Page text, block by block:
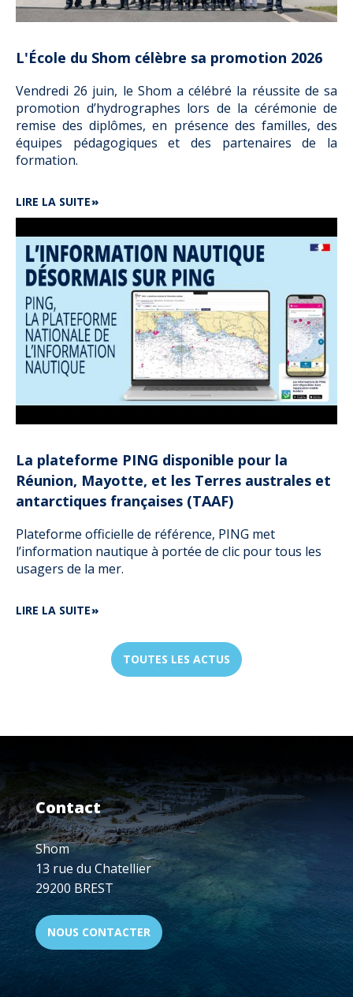
PAR
LE
L'École du Shom célèbre sa promotion 2026
Vendredi 26 juin, le Shom a célébré la réussite de sa
promotion d’hydrographes lors de la cérémonie de
remise des diplômes, en présence des familles, des
équipes pédagogiques et des partenaires de la
formation.
LIRE LA SUITEDE
L'ÉCOLE
SHOM
CÉLÈBRE
SA
PROMOTION
2026
La plateforme PING disponible pour la
Réunion, Mayotte, et les Terres australes et
antarctiques françaises (TAAF)
Plateforme officielle de référence, PING met
l’information nautique à portée de clic pour tous les
usagers de la mer.
LIRE LA SUITEDE
PLATEFORME
PING
DISPONIBLE
MAYOTTE,
TERRES
AUSTRALES
ET
ANTARCTIQUES
FRANÇAISES
(TAAF)
TOUTES LES ACTUS
Contact
Shom
13 rue du Chatellier
29200 BREST
NOUS CONTACTER